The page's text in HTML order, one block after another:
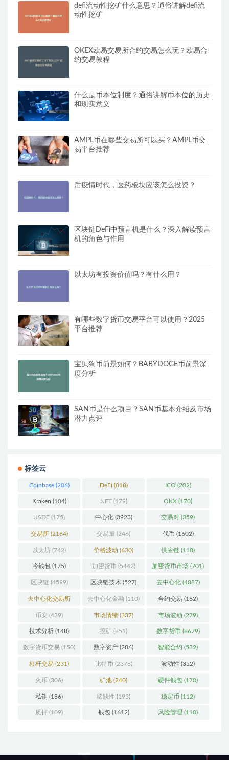
defi流动性挖矿什么意思？通俗讲解defi流
动性挖矿
OKEX欧易交易所合约交易怎么玩？欧易合
约交易教程
什么是币本位制度？通俗讲解币本位的历史
和现实意义
AMPL币在哪些交易所可以买？AMPL币交
易平台推荐
后疫情时代，医药板块应该怎么投资？
区块链DeFi中预言机是什么？深入解读预言
机的角色与作用
以太坊有投资价值吗？有什么用？
有哪些数字货币交易平台可以使用？2025
平台推荐
宝贝狗币前景如何？BABYDOGE币前景深
度分析
SAN币是什么项目？SAN币基本介绍及市场
潜力点评
标签云
Coinbase(206) DeFi (818) ICO (202)
Kraken (104) NFT(179) OKX (170)
USDT (175) 中心化(3923) 交易对 (359)
交易所(2164) 交易量 (246) 代币 (1602)
以太坊 (742) 价格波动 (630) 供应链 (118)
冷钱包 (175) 加密货币 (5442) 加密货币市场 (701)
区块链(4599) 区块链技术 (527) 去中心化(4087)
去中心化交易所
(196)
去中心化金融 (110) 合约交易 (182)
币安 (439) 市场情绪 (337) 市场波动 (279)
技术分析 (148) 挖矿 (851) 数字货币 (8679)
数字货币交易 (150) 数字资产 (286) 智能合约 (532)
杠杆交易 (231) 比特币 (2378) 波动性 (352)
火币 (306) 矿池 (240) 硬件钱包 (170)
私钥 (186) 稀缺性 (193) 稳定币 (112)
质押 (109) 钱包(1612) 风险管理 (110)